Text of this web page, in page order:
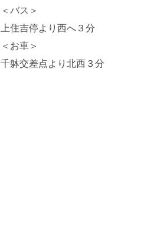
＜バス＞
上住吉停より西へ３分
＜お車＞
千躰交差点より北西３分